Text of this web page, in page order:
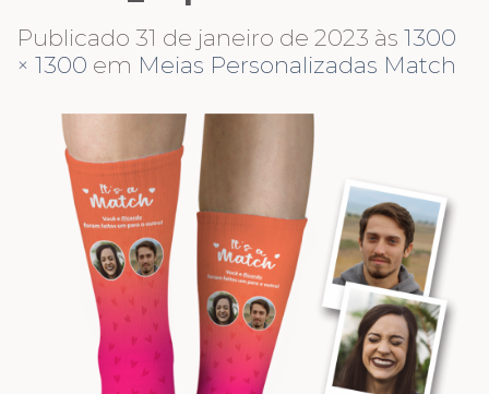
Publicado 31 de janeiro de 2023 às 1300
× 1300 em Meias Personalizadas Match